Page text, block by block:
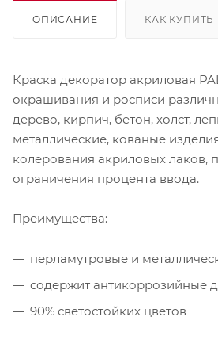
ОПИСАНИЕ КАК КУПИТЬ
Краска декоратор акриловая
окрашивания и росписи
дерево, кирпич, бетон, холст,
металлические, кованые
колерования акриловых лаков,
ограничения процента ввода.
Преимущества:
перламутровые и
содержит антикоррозийные
90% светостойких цветов